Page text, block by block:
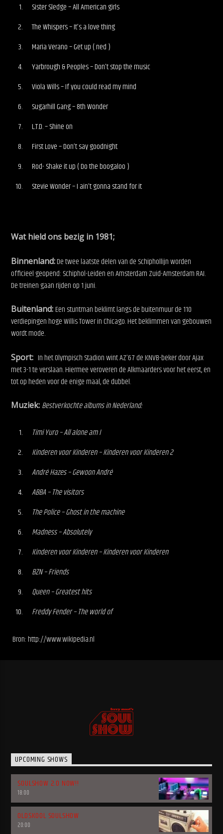
Sister Sledge – All American girls
The Whispers – It’s a love thing
Maria Verano – Get up ( ned )
Yarbrough & Peoples – Don’t stop the music
Viola Wills – If you could read my mind
Sugarhill Gang – 8th Wonder
L.T.D. – Shine on
First Love – Don’t say goodnight
Rod- Shake it up ( Do the boogaloo )
Stevie Wonder – I ain’t gonna stand for it
Wat hield ons bezig in 1981;
Binnenland:De twee laatste delen van de Schiphollijn worden
officieel geopend: Schiphol-Leiden en Amsterdam Zuid-Amsterdam RAI.
De treinen gaan rijden op 1 juni.
Buitenland:Een stuntman beklimt langs de buitenmuur de 110
verdiepingen hoge Willis Tower in Chicago. Het beklimmen van gebouwen
wordt mode.
Sport: In het Olympisch Stadion wint AZ’67 de KNVB-beker door Ajax
met 3-1 te verslaan. Hiermee veroveren de Alkmaarders voor het eerst, en
tot op heden voor de enige maal, de dubbel.
Muziek: Bestverkochte albums in Nederland:
Timi Yuro – All alone am I
Kinderen voor Kinderen – Kinderen voor Kinderen 2
André Hazes – Gewoon André
ABBA – The visitors
The Police – Ghost in the machine
Madness – Absolutely
Kinderen voor Kinderen – Kinderen voor Kinderen
BZN – Friends
Queen – Greatest hits
Freddy Fender – The world of
Bron: http://www.wikipedia.nl
UPCOMING SHOWS
SOULSHOW 2.0 NOW!!
18:00
OLDSKOOL SOULSHOW
20:00